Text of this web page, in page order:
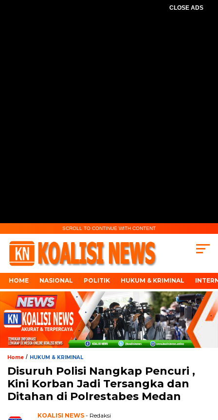
CLOSE ADS
SCROLL TO CONTINUE WITH CONTENT
HOME NASIONAL POLITIK HUKUM & KRIMINAL
Home / HUKUM & KRIMINAL
Disuruh Polisi Nangkap Pencuri ,
Kini Korban Jadi Tersangka dan
Ditahan di Polrestabes Medan
KOALISI NEWS - Redaksi